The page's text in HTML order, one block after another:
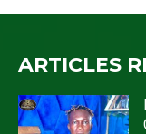
ARTICLES